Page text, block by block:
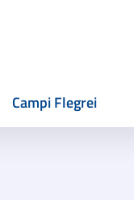
Campi Flegrei